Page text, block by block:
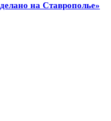
на Ставрополье»